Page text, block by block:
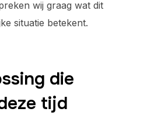
wij graag wat dit
situatie betekent.
die
tijd